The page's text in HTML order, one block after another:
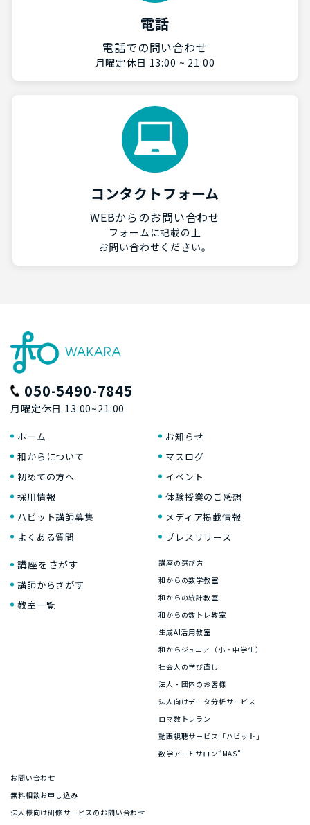
電話
電話での問い合わせ
月曜定休日 13:00 ~ 21:00
コンタクトフォーム
WEBからのお問い合わせ
フォームに記載の上
お問い合わせください。
050-5490-7845
月曜定休日 13:00~21:00
ホーム
和からについて
初めての方へ
採用情報
ハビット講師募集
よくある質問
お知らせ
マスログ
イベント
体験授業のご感想
メディア掲載情報
プレスリリース
講座をさがす
講師からさがす
教室一覧
講座の選び方
和からの数学教室
和からの統計教室
和からの数トレ教室
生成AI活用教室
和からジュニア（小・中学生）
社会人の学び直し
法人・団体のお客様
法人向けデータ分析サービス
ロマ数トレラン
動画視聴サービス「ハビット」
数学アートサロン“MAS”
お問い合わせ
無料相談お申し込み
法人様向け研修サービスのお問い合わせ